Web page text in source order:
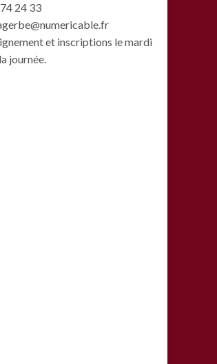
24 33
et inscriptions le mardi
journée.